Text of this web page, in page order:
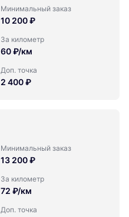
Минимальный заказ
10 200 ₽
За километр
60 ₽/км
Доп. точка
2 400 ₽
Минимальный заказ
13 200 ₽
За километр
72 ₽/км
Доп. точка